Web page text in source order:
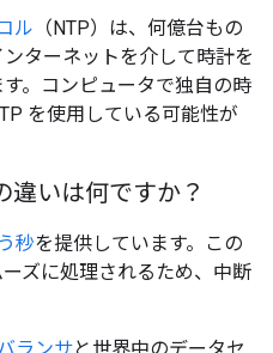
ル （NTP）は、何億台もの
ターネットを介して時計を
。コンピュータで独自の時
を使用している可能性が
違いは何ですか？
秒を提供しています。この
ズに処理されるため、中断